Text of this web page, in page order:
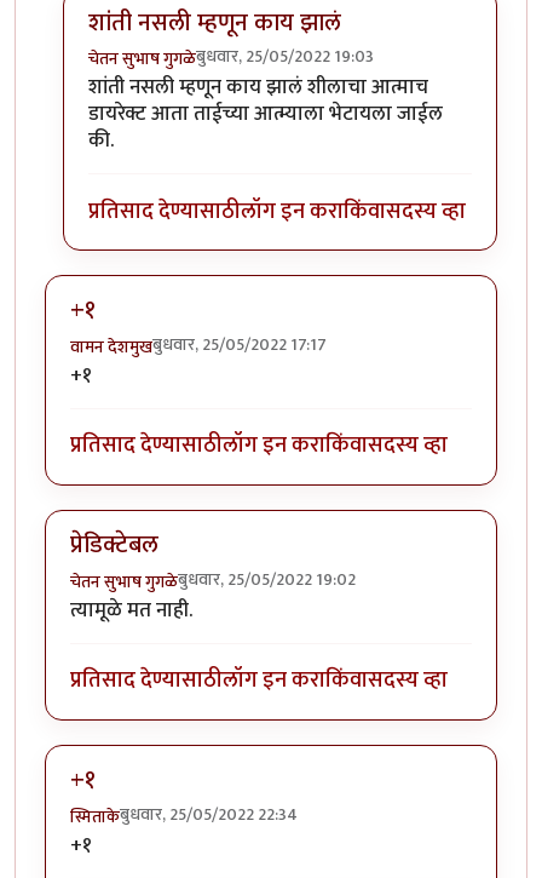
शांती नसली म्हणून काय झालं
चेतन सुभाष गुगळेबुधवार, 25/05/2022 19:03
In reply to+१byचौथा कोनाडा
शांती नसली म्हणून काय झालं शीलाचा आत्माच
डायरेक्ट आता ताईच्या आत्म्याला भेटायला जाईल
की.
प्रतिसाद देण्यासाठीलॉग इन कराकिंवासदस्य व्हा
+१
वामन देशमुखबुधवार, 25/05/2022 17:17
+१
प्रतिसाद देण्यासाठीलॉग इन कराकिंवासदस्य व्हा
प्रेडिक्टेबल
चेतन सुभाष गुगळेबुधवार, 25/05/2022 19:02
त्यामूळे मत नाही.
प्रतिसाद देण्यासाठीलॉग इन कराकिंवासदस्य व्हा
+१
स्मिताकेबुधवार, 25/05/2022 22:34
+१